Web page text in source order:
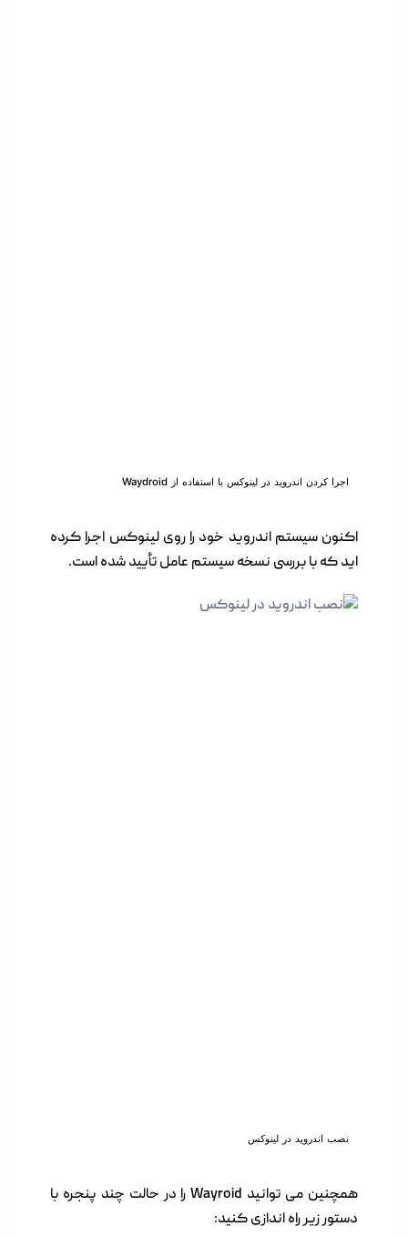
اجرا کردن اندروید در لینوکس با استفاده از Waydroid
اکنون سیستم اندروید خود را روی لینوکس اجرا کرده
اید که با بررسی نسخه سیستم عامل تأیید شده است.
نصب اندروید در لینوکس
همچنین می توانید Wayroid را در حالت چند پنجره با
دستور زیر راه اندازی کنید: